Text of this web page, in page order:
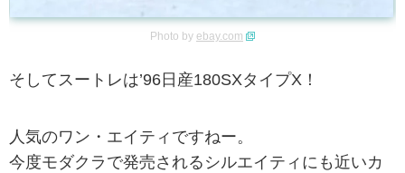
Photo by ebay.com
そしてスートレは’96日産180SXタイプX！
人気のワン・エイティですねー。
今度モダクラで発売されるシルエイティにも近いカ